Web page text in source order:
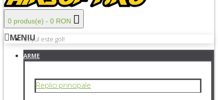
0 produs(e) - 0 RON
Coșul este gol!
MENIU
ARME
Replici principale